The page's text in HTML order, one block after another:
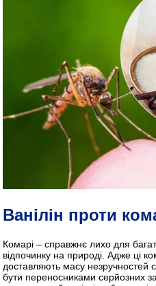
Ванілін проти
Комарі – справжнє лихо для
відпочинку на природі. Адже ці
доставляють масу незручностей
бути переносниками серйозних